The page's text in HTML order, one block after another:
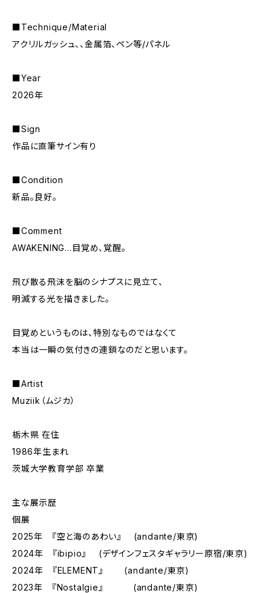
■Technique/Material
アクリルガッシュ、、金属箔、ペン等/パネル
■Year
2026年
■Sign
作品に直筆サイン有り
■Condition
新品。良好。
■Comment
AWAKENING…目覚め、覚醒。
飛び散る飛沫を脳のシナプスに見立て、
明滅する光を描きました。
目覚めというものは、特別なものではなくて
本当は一瞬の気付きの連鎖なのだと思います。
■Artist
Muziik（ムジカ）
栃木県 在住
1986年生まれ
茨城大学教育学部 卒業
主な展示歴
個展
2025年 『空と海のあわい』 (andante/東京)
2024年 『ibipio』 (デザインフェスタギャラリー原宿/東京)
2024年 『ELEMENT』 (andante/東京)
2023年 『Nostalgie』 (andante/東京)